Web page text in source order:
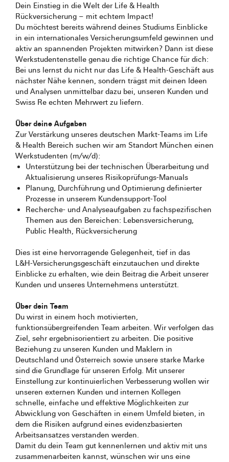
Dein Einstieg in die Welt der Life & Health
Rückversicherung – mit echtem Impact!
Du möchtest bereits während deines Studiums Einblicke
in ein internationales Versicherungsumfeld gewinnen und
aktiv an spannenden Projekten mitwirken? Dann ist diese
Werkstudentenstelle genau die richtige Chance für dich:
Bei uns lernst du nicht nur das Life & Health‑Geschäft aus
nächster Nähe kennen, sondern trägst mit deinen Ideen
und Analysen unmittelbar dazu bei, unseren Kunden und
Swiss Re echten Mehrwert zu liefern.
Über deine Aufgaben
Zur Verstärkung unseres deutschen Markt-Teams im Life
& Health Bereich suchen wir am Standort München einen
Werkstudenten (m/w/d):
Unterstützung bei der technischen Überarbeitung und
Aktualisierung unseres Risikoprüfungs-Manuals
Planung, Durchführung und Optimierung definierter
Prozesse in unserem Kundensupport‑Tool
Recherche- und Analyseaufgaben zu fachspezifischen
Themen aus den Bereichen: Lebensversicherung,
Public Health, Rückversicherung
Dies ist eine hervorragende Gelegenheit, tief in das
L&H‑Versicherungsgeschäft einzutauchen und direkte
Einblicke zu erhalten, wie dein Beitrag die Arbeit unserer
Kunden und unseres Unternehmens unterstützt.
Über dein Team
Du wirst in einem hoch motivierten,
funktionsübergreifenden Team arbeiten. Wir verfolgen das
Ziel, sehr ergebnisorientiert zu arbeiten. Die positive
Beziehung zu unseren Kunden und Maklern in
Deutschland und Österreich sowie unsere starke Marke
sind die Grundlage für unseren Erfolg. Mit unserer
Einstellung zur kontinuierlichen Verbesserung wollen wir
unseren externen Kunden und internen Kollegen
schnelle, einfache und effektive Möglichkeiten zur
Abwicklung von Geschäften in einem Umfeld bieten, in
dem die Risiken aufgrund eines evidenzbasierten
Arbeitsansatzes verstanden werden.
Damit du dein Team gut kennenlernen und aktiv mit uns
zusammenarbeiten kannst, wünschen wir uns eine